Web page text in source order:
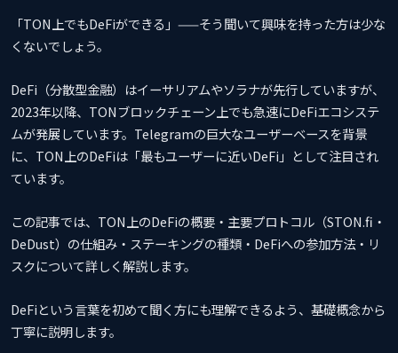
「TON上でもDeFiができる」——そう聞いて興味を持った方は少な
くないでしょう。
DeFi（分散型金融）はイーサリアムやソラナが先行していますが、
2023年以降、TONブロックチェーン上でも急速にDeFiエコシステ
ムが発展しています。Telegramの巨大なユーザーベースを背景
に、TON上のDeFiは「最もユーザーに近いDeFi」として注目され
ています。
この記事では、TON上のDeFiの概要・主要プロトコル（STON.fi・
DeDust）の仕組み・ステーキングの種類・DeFiへの参加方法・リ
スクについて詳しく解説します。
DeFiという言葉を初めて聞く方にも理解できるよう、基礎概念から
丁寧に説明します。